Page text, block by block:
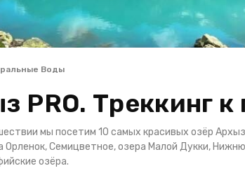
Воды
PRO. Треккинг
мы посетим 10 самых красивых озёр
Орленок, Семицветное, озера Малой Дукки,
озёра.